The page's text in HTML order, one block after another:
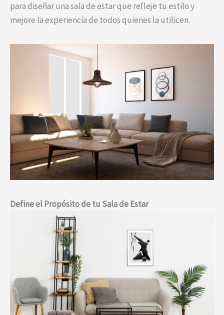
para diseñar una sala de estar que refleje tu estilo y
mejore la experiencia de todos quienes la utilicen.
Define el Propósito de tu Sala de Estar